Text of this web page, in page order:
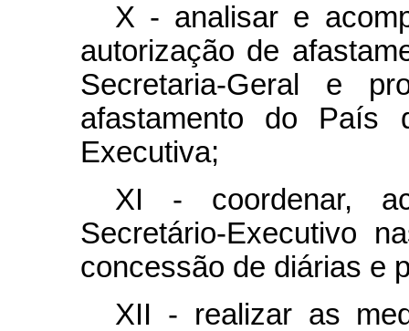
X - analisar e
autorização de
Secretaria-Geral e
afastamento do País
Executiva;
XI - coordenar,
Secretário-Executivo
concessão de diárias e
XII - realizar as